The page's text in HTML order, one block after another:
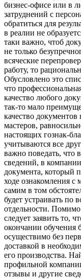
бизнес-офисе или в
затруднений с
обратиться для
в реалии не
таки важно, чтоб
не только
всяческие
работу, то
Обусловлено это
что
качество любого
так-то мало
качество
мастеров,
настоящих гознак-
учитываются все
важно поведать, что в
сведений, в
документа, который
ходе ознакомления с
самим в том
будет устраивать по
отдельности. Помимо
следует заявить то,
окончании обучения
осуществимо без
доставкой в
его производства.
профильной
отзывы и другие